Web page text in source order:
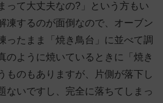
って大丈夫なの?」という方もい
凍するのが面倒なので、オーブン
ったまま「焼き鳥台」に並べて調
のように焼いているときに「焼き
ものもありますが、片側が落下し
ないですし、完全に落ちてしまっ